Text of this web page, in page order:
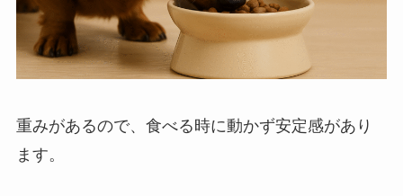
重みがあるので、食べる時に動かず安定感があり
ます。